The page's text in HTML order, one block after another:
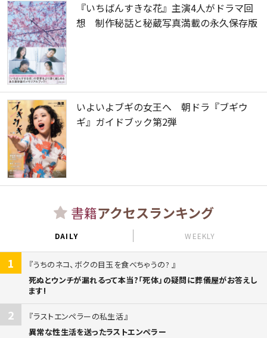
『いちばんすきな花』主演4人がドラマ回
想 制作秘話と秘蔵写真満載の永久保存版
いよいよブギの女王へ 朝ドラ『ブギウ
ギ』ガイドブック第2弾
書籍アクセスランキング
DAILY WEEKLY
1
うちのネコ、ボクの目玉を食べちゃうの?
死ぬとウンチが漏れるって本当?「死体」の疑問に葬儀屋がお答えし
ます!
2
ラストエンペラーの私生活
異常な性生活を送ったラストエンペラー